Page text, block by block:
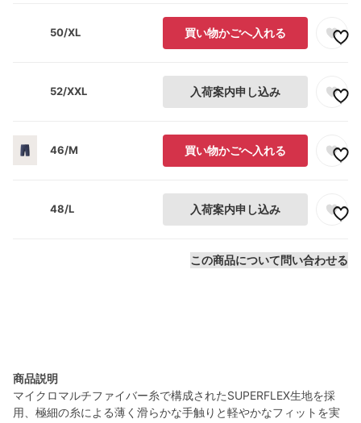
50/XL 買い物かごへ入れる
52/XXL 入荷案内申し込み
46/M 買い物かごへ入れる
48/L 入荷案内申し込み
この商品について問い合わせる
商品説明
マイクロマルチファイバー糸で構成されたSUPERFLEX生地を採
用、極細の糸による薄く滑らかな手触りと軽やかなフィットを実